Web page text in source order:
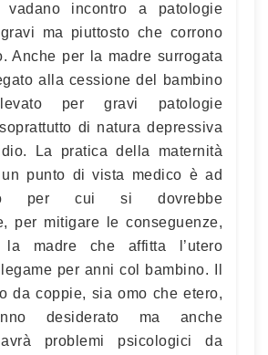
incontro a patologie
ma piuttosto che corrono
Anche per la madre surrogata
alla cessione del bambino
per gravi patologie
di natura depressiva
La pratica della maternità
punto di vista medico è ad
per cui si dovrebbe
per mitigare le conseguenze,
la madre che affitta l’utero
per anni col bambino. Il
da coppie, sia omo che etero,
desiderato ma anche
avrà problemi psicologici da